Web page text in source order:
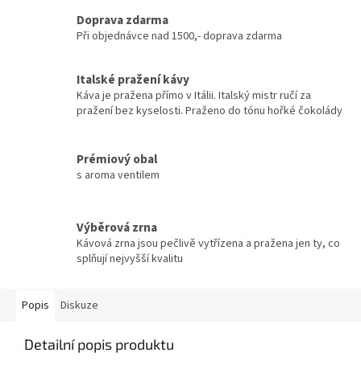
Doprava zdarma
Při objednávce nad 1500,- doprava zdarma
Italské pražení kávy
Káva je pražena přímo v Itálii. Italský mistr ručí za
pražení bez kyselosti. Praženo do tónu hořké čokolády
Prémiový obal
s aroma ventilem
Výběrová zrna
Kávová zrna jsou pečlivě vytřízena a pražena jen ty, co
splňují nejvyšší kvalitu
Popis Diskuze
Detailní popis produktu